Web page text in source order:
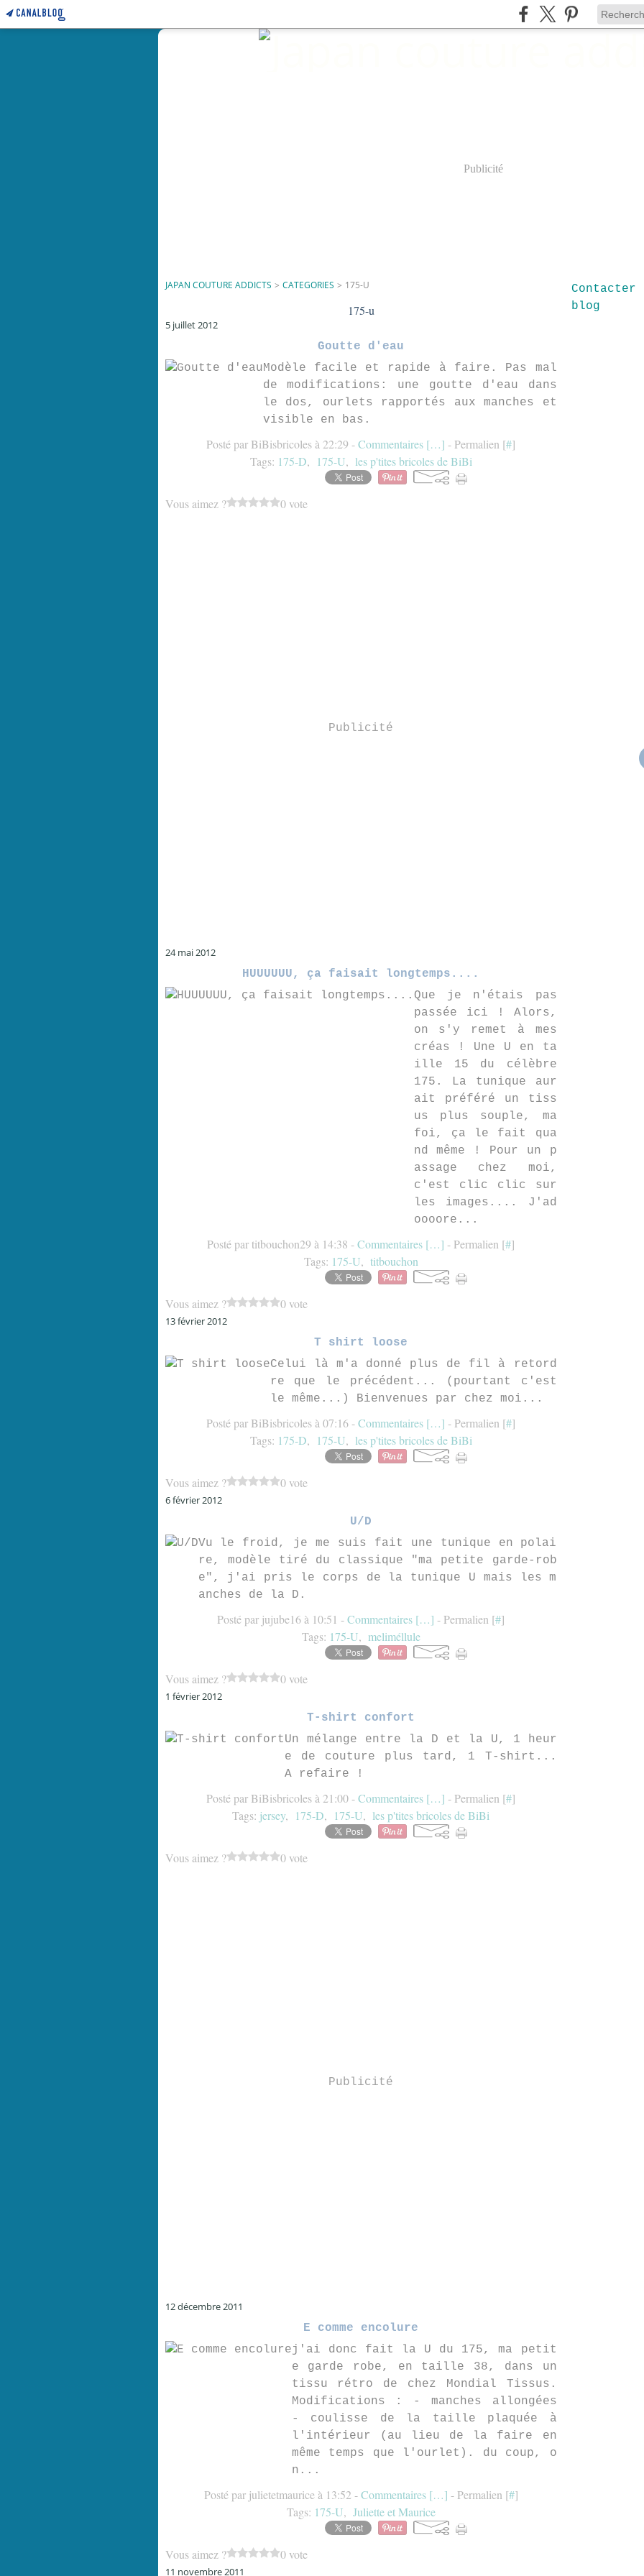
Publicité
JAPAN COUTURE ADDICTS > CATEGORIES > 175-U
175-u
5 juillet 2012
Goutte d'eau
Modèle facile et rapide à faire. Pas mal
de modifications: une goutte d'eau dans
le dos, ourlets rapportés aux manches et
visible en bas.
Posté par BiBisbricoles à 22:29 -Commentaires […] - Permalien [#]
Tags: 175-D, 175-U, les p'tites bricoles de BiBi
Vous aimez ? 0 vote
Publicité
24 mai 2012
HUUUUUU, ça faisait longtemps....
Que je n'étais pas
passée ici ! Alors,
on s'y remet à mes
créas ! Une U en ta
ille 15 du célèbre
175. La tunique aur
ait préféré un tiss
us plus souple, ma
foi, ça le fait qua
nd même ! Pour un p
assage chez moi,
c'est clic clic sur
les images.... J'ad
oooore...
Posté par titbouchon29 à 14:38 -Commentaires […] - Permalien [#]
Tags: 175-U, titbouchon
Vous aimez ? 0 vote
13 février 2012
T shirt loose
Celui là m'a donné plus de fil à retord
re que le précédent... (pourtant c'est
le même...) Bienvenues par chez moi...
Posté par BiBisbricoles à 07:16 -Commentaires […] - Permalien [#]
Tags: 175-D, 175-U, les p'tites bricoles de BiBi
Vous aimez ? 0 vote
6 février 2012
U/D
Vu le froid, je me suis fait une tunique en polai
re, modèle tiré du classique "ma petite garde-rob
e", j'ai pris le corps de la tunique U mais les m
anches de la D.
Posté par jujube16 à 10:51 -Commentaires […] - Permalien [#]
Tags: 175-U, meliméllule
Vous aimez ? 0 vote
1 février 2012
T-shirt confort
Un mélange entre la D et la U, 1 heur
e de couture plus tard, 1 T-shirt...
A refaire !
Posté par BiBisbricoles à 21:00 -Commentaires […] - Permalien [#]
Tags: jersey, 175-D, 175-U, les p'tites bricoles de BiBi
Vous aimez ? 0 vote
Publicité
12 décembre 2011
E comme encolure
j'ai donc fait la U du 175, ma petit
e garde robe, en taille 38, dans un
tissu rétro de chez Mondial Tissus.
Modifications : - manches allongées
- coulisse de la taille plaquée à
l'intérieur (au lieu de la faire en
même temps que l'ourlet). du coup, o
n...
Posté par julietetmaurice à 13:52 -Commentaires […] - Permalien [#]
Tags: 175-U, Juliette et Maurice
Vous aimez ? 0 vote
11 novembre 2011
blog